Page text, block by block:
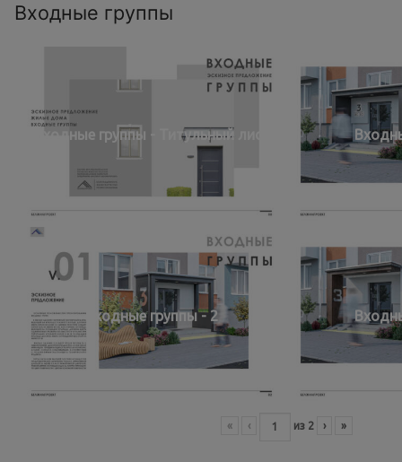
Входные группы
Входные группы - Титульный лист
Входные группы - 2
« ‹ из 2 › »